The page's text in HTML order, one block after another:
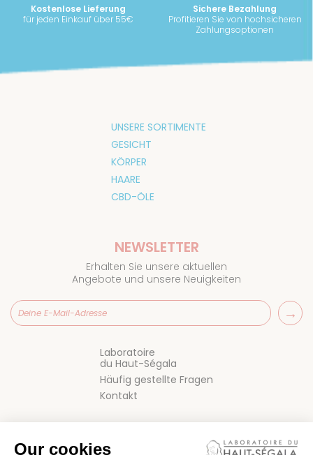
Kostenlose Lieferung
für jeden Einkauf über 55€
Sichere Bezahlung
Profitieren Sie von hochsicheren
Zahlungsoptionen
UNSERE SORTIMENTE
GESICHT
KÖRPER
HAARE
CBD-ÖLE
Laboratoire
du Haut-Ségala
Häufig gestellte Fragen
Kontakt
NEWSLETTER
Erhalten Sie unsere aktuellen
Angebote und unsere Neuigkeiten
Our cookies